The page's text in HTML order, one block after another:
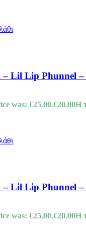
– Lil Lip Phunnel
was: €25.00.€20.00Η
Lil Lip Phunnel –
was: €25.00.€20.00Η